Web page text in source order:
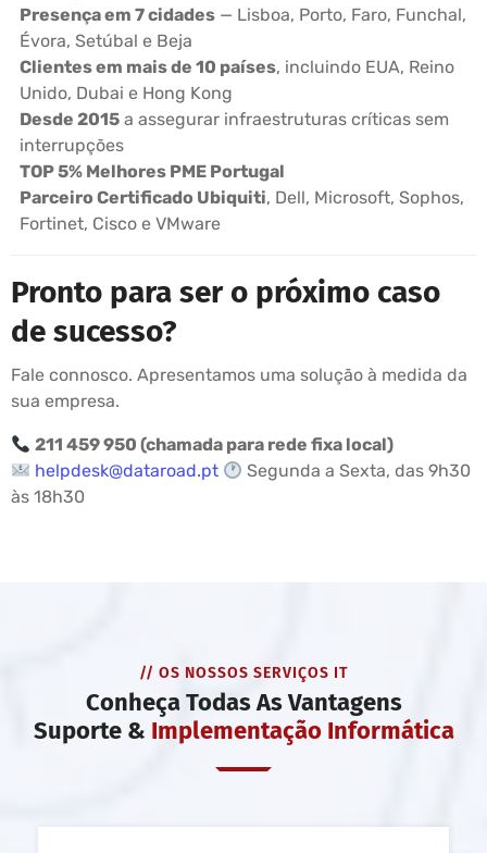
Presença em 7 cidades — Lisboa, Porto, Faro, Funchal,
Évora, Setúbal e Beja
Clientes em mais de 10 países, incluindo EUA, Reino
Unido, Dubai e Hong Kong
Desde 2015 a assegurar infraestruturas críticas sem
interrupções
TOP 5% Melhores PME Portugal
Parceiro Certificado Ubiquiti, Dell, Microsoft, Sophos,
Fortinet, Cisco e VMware
Pronto para ser o próximo caso
de sucesso?
Fale connosco. Apresentamos uma solução à medida da
sua empresa.
211 459 950 (chamada para rede fixa local)
helpdesk@dataroad.pt
Segunda a Sexta, das 9h30
às 18h30
// OS NOSSOS SERVIÇOS IT
Conheça Todas As Vantagens
Suporte & Implementação Informática